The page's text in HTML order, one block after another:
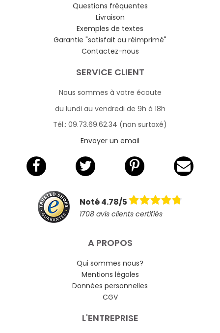
Questions fréquentes
Livraison
Exemples de textes
Garantie "satisfait ou réimprimé"
Contactez-nous
SERVICE CLIENT
Nous sommes à votre écoute
du lundi au vendredi de 9h à 18h
Tél.: 09.73.69.62.34 (non surtaxé)
Envoyer un email
Noté 4.78/5
1708 avis clients certifiés
A PROPOS
Qui sommes nous?
Mentions légales
Données personnelles
CGV
L'ENTREPRISE